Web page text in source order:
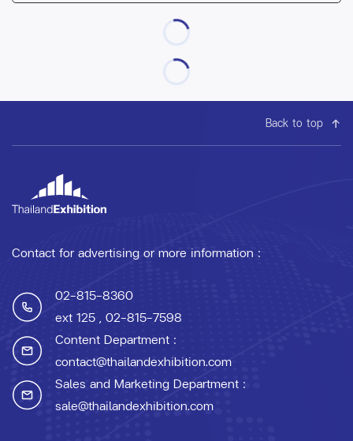
Back to top
Contact for advertising or more information :
02-815-8360
ext 125 , 02-815-7598
Content Department :
contact@thailandexhibition.com
Sales and Marketing Department :
sale@thailandexhibition.com